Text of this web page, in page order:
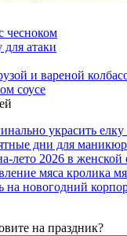
чесноком
атаки
и вареной
соусе
украсить
дни для
лето 2026 в
мяса кролика
на новогодний
на праздник?